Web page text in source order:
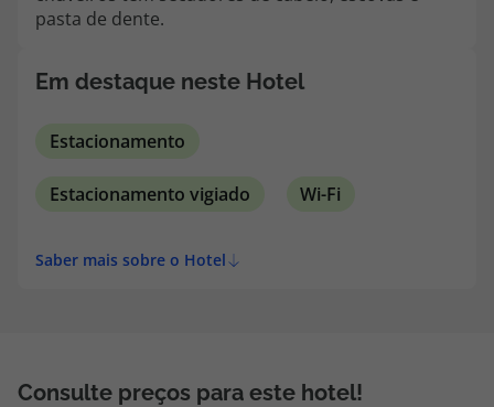
pasta de dente.
Em destaque neste Hotel
Estacionamento
Estacionamento vigiado Wi-Fi
Saber mais sobre o Hotel
Consulte preços para este hotel!